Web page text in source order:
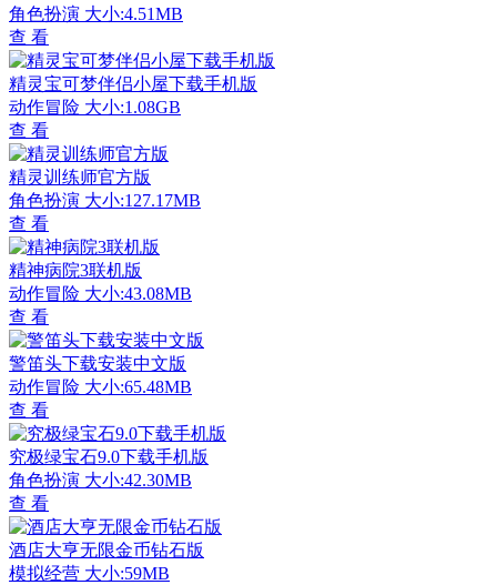
角色扮演 大小:4.51MB
查 看
精灵宝可梦伴侣小屋下载手机版
动作冒险 大小:1.08GB
查 看
精灵训练师官方版
角色扮演 大小:127.17MB
查 看
精神病院3联机版
动作冒险 大小:43.08MB
查 看
警笛头下载安装中文版
动作冒险 大小:65.48MB
查 看
究极绿宝石9.0下载手机版
角色扮演 大小:42.30MB
查 看
酒店大亨无限金币钻石版
模拟经营 大小:59MB